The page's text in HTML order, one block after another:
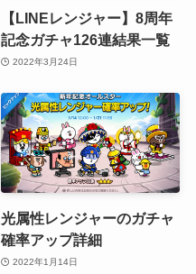
【LINEレンジャー】8周年
記念ガチャ126連結果一覧
2022年3月24日
光属性レンジャーのガチャ
確率アップ詳細
2022年1月14日